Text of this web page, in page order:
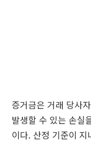
증거금은 거래 당사
발생할 수 있는 손실
이다. 산정 기준이